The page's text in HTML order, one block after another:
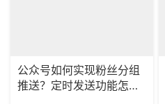
公众号如何实现粉丝分组
推送？定时发送功能怎样